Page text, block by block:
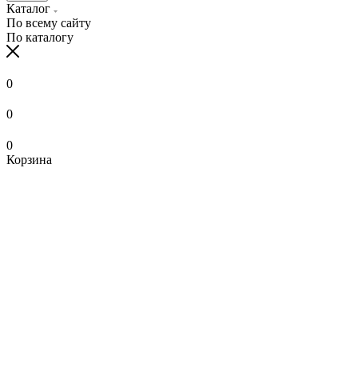
Каталог
По всему сайту
По каталогу
0
0
0
Корзина